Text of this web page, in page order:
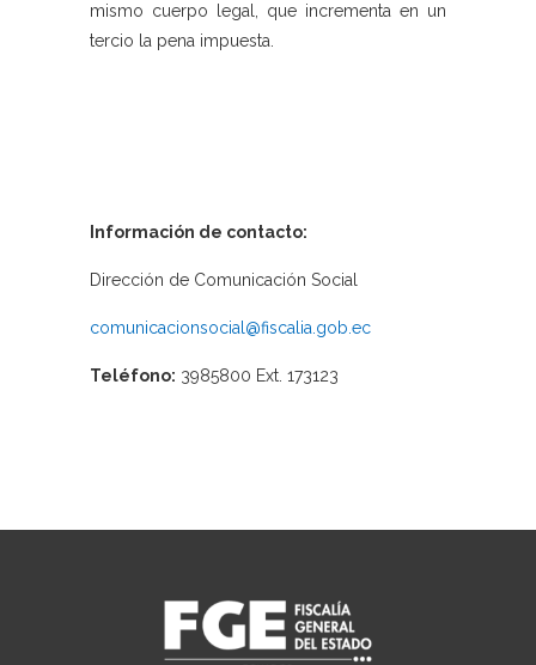
mismo cuerpo legal, que incrementa en un
tercio la pena impuesta.
Información de contacto:
Dirección de Comunicación Social
comunicacionsocial@fiscalia.gob.ec
Teléfono: 3985800 Ext. 173123